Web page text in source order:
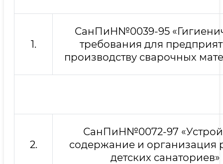
1.
СанПиН№0039-95
требования для
производству сварочных
2.
СанПиН№0072-97
содержание и организация
детских санаториев»